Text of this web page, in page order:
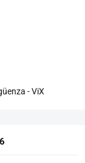
- ViX